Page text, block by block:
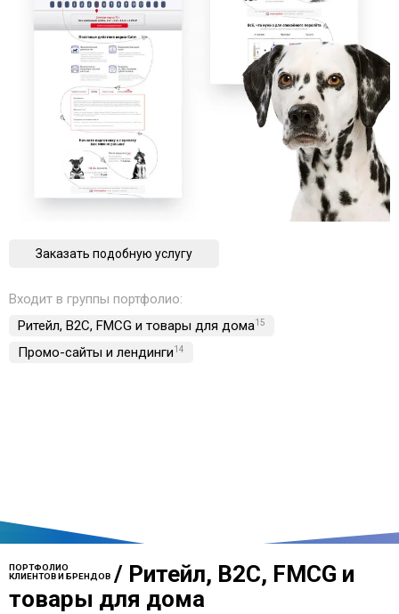
Заказать подобную услугу
Входит в группы портфолио:
Ритейл, B2C, FMCG и товары для дома15
Промо-сайты и лендинги14
ПОРТФОЛИО
КЛИЕНТОВ И БРЕНДОВ/ Ритейл, B2C, FMCG и
товары для дома